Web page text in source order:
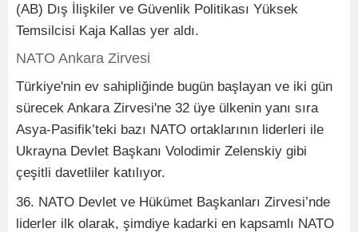
(AB) Dış İlişkiler ve Güvenlik Politikası Yüksek
Temsilcisi Kaja Kallas yer aldı.
NATO Ankara Zirvesi
Türkiye'nin ev sahipliğinde bugün başlayan ve iki gün
sürecek Ankara Zirvesi'ne 32 üye ülkenin yanı sıra
Asya-Pasifik’teki bazı NATO ortaklarının liderleri ile
Ukrayna Devlet Başkanı Volodimir Zelenskiy gibi
çeşitli davetliler katılıyor.
36.⁠ ⁠NATO Devlet ve Hükümet Başkanları Zirvesi’nde
liderler ilk olarak, şimdiye kadarki en kapsamlı NATO